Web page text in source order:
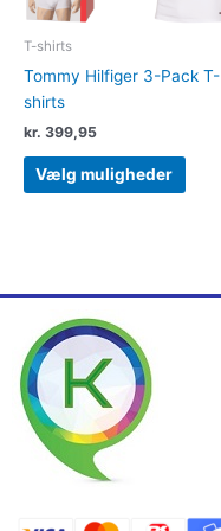
T-shirts
Tommy Hilfiger 3-Pack T-
shirts
kr. 399,95
Vælg muligheder